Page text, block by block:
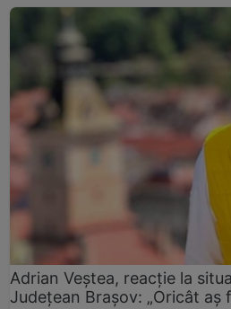
Adrian Veștea, reacție la
Județean Brașov: „Oricât aș